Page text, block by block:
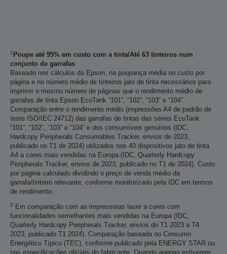
1 Poupe até 95% em custo com a tinta/Até 63 tinteiros num
conjunto de garrafas
Baseado nos cálculos da Epson, na poupança média no custo por
página e no número médio de tinteiros jato de tinta necessários para
imprimir o mesmo número de páginas que o rendimento médio de
garrafas de tinta Epson EcoTank “101”, “102”, “103” e “104”.
Comparação entre o rendimento médio (impressões A4 de padrão de
teste ISO/IEC 24712) das garrafas de tintas das séries EcoTank
“101”, “102”, “103” e “104” e dos consumíveis genuínos (IDC,
Hardcopy Peripherals Consumables Tracker, envios de 2023,
publicado no T1 de 2024) utilizados nos 40 dispositivos jato de tinta
A4 a cores mais vendidas na Europa (IDC, Quarterly Hardcopy
Peripherals Tracker, envios de 2023, publicado no T1 de 2024). Custo
por página calculado dividindo o preço de venda médio da
garrafa/tinteiro relevante, conforme monitorizado pela IDC em termos
de rendimento.
2
Em comparação com as impressoras laser a cores com
funcionalidades semelhantes mais vendidas na Europa (IDC,
Quarterly Hardcopy Peripherals Tracker, envios do T1 2023 a T4
2023, publicado T1 2024). Comparação baseada no Consumo
Energético Típico (TEC), conforme publicado pela ENERGY STAR ou
nas especificações oficiais do fabricante. Quando apenas estiverem